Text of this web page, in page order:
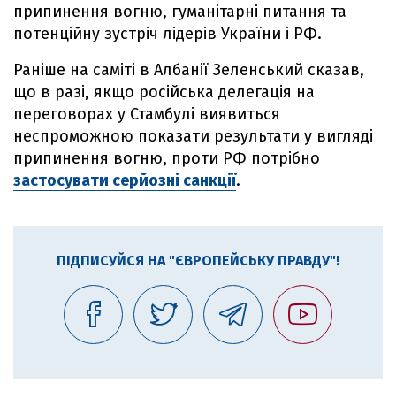
припинення вогню, гуманітарні питання та
потенційну зустріч лідерів України і РФ.
Раніше на саміті в Албанії Зеленський сказав,
що в разі, якщо російська делегація на
переговорах у Стамбулі виявиться
неспроможною показати результати у вигляді
припинення вогню, проти РФ потрібно
застосувати серйозні санкції.
ПІДПИСУЙСЯ НА "ЄВРОПЕЙСЬКУ ПРАВДУ"!